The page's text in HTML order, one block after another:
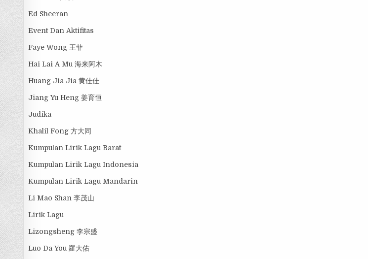
Ed Sheeran
Event Dan Aktifitas
Faye Wong 王菲
Hai Lai A Mu 海来阿木
Huang Jia Jia 黄佳佳
Jiang Yu Heng 姜育恒
Judika
Khalil Fong 方大同
Kumpulan Lirik Lagu Barat
Kumpulan Lirik Lagu Indonesia
Kumpulan Lirik Lagu Mandarin
Li Mao Shan 李茂山
Lirik Lagu
Lizongsheng 李宗盛
Luo Da You 羅大佑